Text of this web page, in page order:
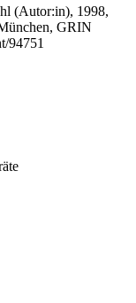
(Autor:in), 1998,
GRIN
94751